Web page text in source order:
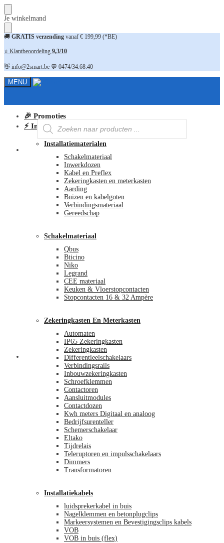
Skip
to
navigation
Skip
to
content
Je winkelmand
🚚 GRATIS verzending vanaf € 199,99 (*BE)
⭐ Klantbeoordeling 9,3/10
👋 info@2smart.be 💬 0474/34.68.40
MENU
Producten
zoeken
🎉 Promoties
⚡ Installatiematerialen
Installatiematerialen
Schakelmateriaal
Inwerkdozen
Kabel en Preflex
Zekeringkasten en meterkasten
Aarding
Buizen en kabelgoten
Verbindingsmateriaal
Gereedschap
Schakelmateriaal
Qbus
Bticino
Niko
Legrand
CEE materiaal
Keuken & Vloerstopcontacten
Stopcontacten 16 & 32 Ampère
Zekeringkasten En Meterkasten
Automaten
IP65 Zekeringkasten
Zekeringkasten
Differentieelschakelaars
Verbindingsrails
Inbouwzekeringkasten
Schroefklemmen
Contactoren
Aansluitmodules
Contactdozen
Kwh meters Digitaal en analoog
Bedrijfsurenteller
Schemerschakelaar
Eltako
Tijdrelais
Teleruptoren en impulsschakelaars
Dimmers
Transformatoren
Installatiekabels
luidsprekerkabel in buis
Nagelklemmen en betonplugclips
Markeersystemen en Bevestigingsclips kabels
VOB
VOB in buis (flex)